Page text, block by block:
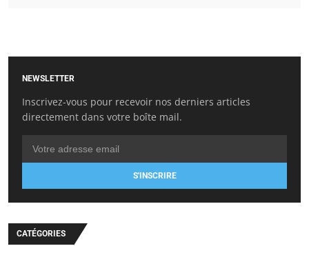
NEWSLETTER
Inscrivez-vous pour recevoir nos derniers articles
directement dans votre boîte mail.
S'INSCRIRE
CATÉGORIES